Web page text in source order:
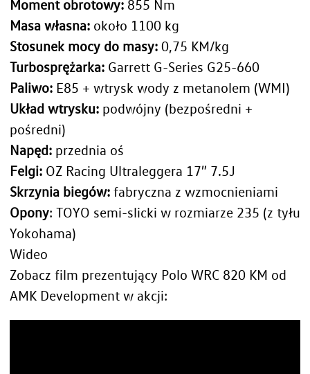
Moment obrotowy: 855 Nm
Masa własna: około 1100 kg
Stosunek mocy do masy: 0,75 KM/kg
Turbosprężarka: Garrett G-Series G25-660
Paliwo: E85 + wtrysk wody z metanolem (WMI)
Układ wtrysku: podwójny (bezpośredni +
pośredni)
Napęd: przednia oś
Felgi: OZ Racing Ultraleggera 17″ 7.5J
Skrzynia biegów: fabryczna z wzmocnieniami
Opony: TOYO semi-slicki w rozmiarze 235 (z tyłu
Yokohama)
Wideo
Zobacz film prezentujący Polo WRC 820 KM od
AMK Development w akcji: